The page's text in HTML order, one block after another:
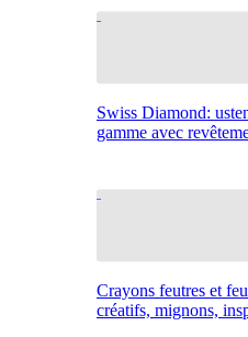
Swiss Diamond:
gamme avec
Crayons feutres et
créatifs, mignons,